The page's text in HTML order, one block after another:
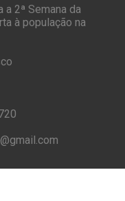
2ª Semana da
à população na